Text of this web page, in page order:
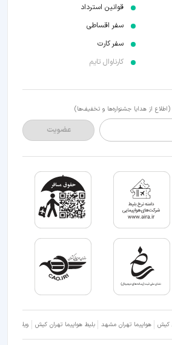
قوانین استرداد
سفر اقساطی
سفر کارت
کارناوال تایم
(اطلاع از هدایا جشنواره‌ها و تخفیف‌ها)
عضویت
کیش هواپیما تهران مشهد بلیط هواپیما تهران کیش ویلا شمال